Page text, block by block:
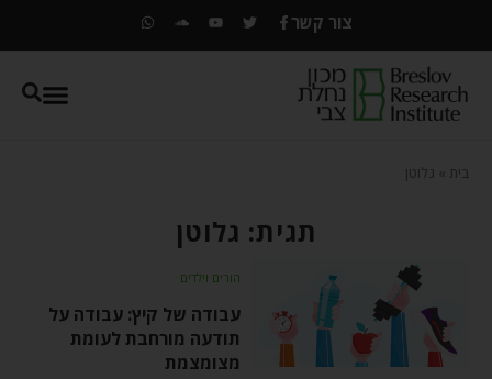
צור קשר
בית גלוטן
תגית: גלוטן
הורים וילדים
עבודה של קיץ: עבודה על
תודעה מורחבת לעומת
מצומצמת